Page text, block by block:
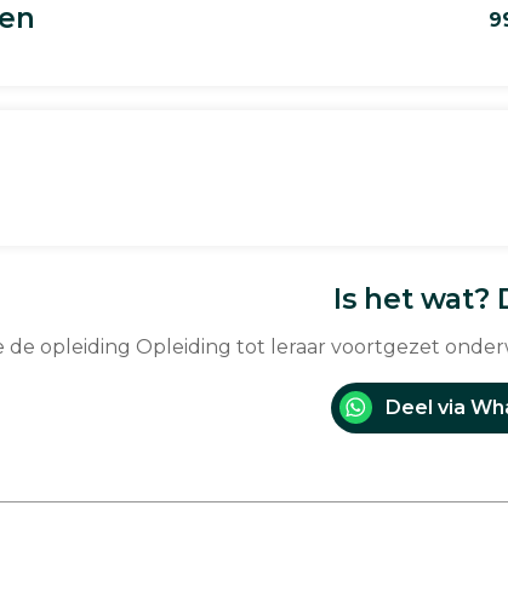
Is het wat?
de opleiding Opleiding tot leraar voortgezet
Deel via